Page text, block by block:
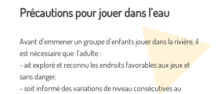
Précautions pour jouer dans l’eau
Avant d’emmener un groupe d’enfants jouer dans la rivière, il
est nécessaire que l’adulte :
- ait exploré et reconnu les endroits favorables aux jeux et
sans danger,
- soit informé des variations de niveau consécutives au